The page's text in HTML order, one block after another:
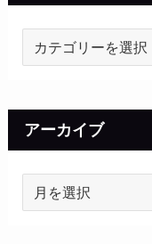
ー
アーカイブ